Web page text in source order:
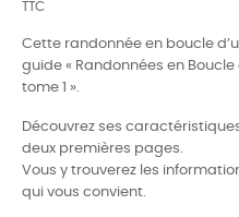
TTC
Cette randonnée en boucle
guide « Randonnées en
tome 1 ».
Découvrez ses
deux premières pages.
Vous y trouverez les
qui vous convient.